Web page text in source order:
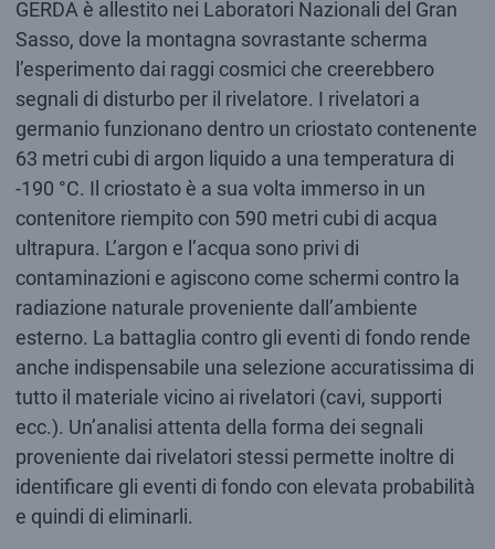
GERDA è allestito nei Laboratori Nazionali del Gran
Sasso, dove la montagna sovrastante scherma
l’esperimento dai raggi cosmici che creerebbero
segnali di disturbo per il rivelatore. I rivelatori a
germanio funzionano dentro un criostato contenente
63 metri cubi di argon liquido a una temperatura di
-190 °C. Il criostato è a sua volta immerso in un
contenitore riempito con 590 metri cubi di acqua
ultrapura. L’argon e l’acqua sono privi di
contaminazioni e agiscono come schermi contro la
radiazione naturale proveniente dall’ambiente
esterno. La battaglia contro gli eventi di fondo rende
anche indispensabile una selezione accuratissima di
tutto il materiale vicino ai rivelatori (cavi, supporti
ecc.). Un’analisi attenta della forma dei segnali
proveniente dai rivelatori stessi permette inoltre di
identificare gli eventi di fondo con elevata probabilità
e quindi di eliminarli.